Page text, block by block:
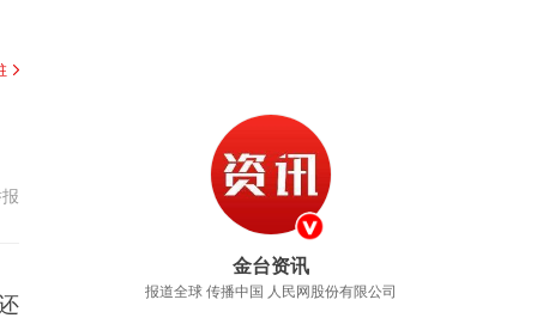
金台资讯
报道全球 传播中国 人民网股份有限公司